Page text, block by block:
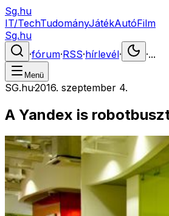
Sg.hu
IT/TechTudományJátékAutóFilm
Sg.hu
·fórum·RSS·hírlevél· ·...
Menü
SG.hu·2016. szeptember 4.
A Yandex is